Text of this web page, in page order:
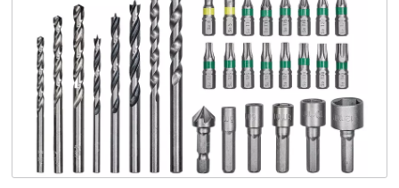
Română
RO Română
English